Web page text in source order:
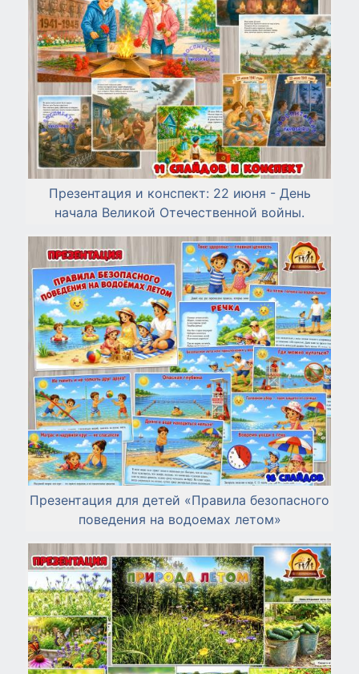
Презентация и конспект: 22 июня - День
начала Великой Отечественной войны.
Презентация для детей «Правила безопасного
поведения на водоемах летом»